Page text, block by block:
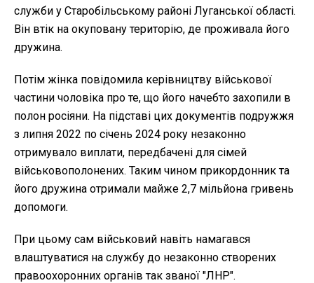
служби у Старобільському районі Луганської області.
Він втік на окуповану територію, де проживала його
дружина.
Потім жінка повідомила керівництву військової
частини чоловіка про те, що його начебто захопили в
полон росіяни. На підставі цих документів подружжя
з липня 2022 по січень 2024 року незаконно
отримувало виплати, передбачені для сімей
військовополонених. Таким чином прикордонник та
його дружина отримали майже 2,7 мільйона гривень
допомоги.
При цьому сам військовий навіть намагався
влаштуватися на службу до незаконно створених
правоохоронних органів так званої "ЛНР".